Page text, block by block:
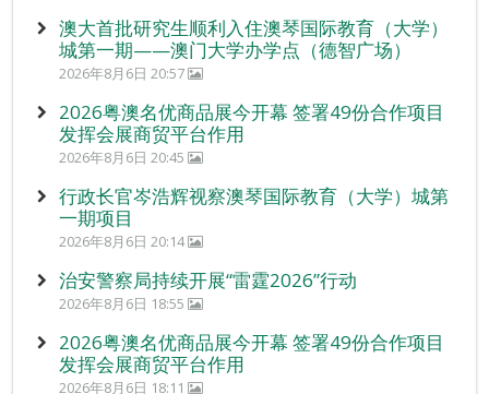
澳大首批研究生顺利入住澳琴国际教育（大学）
城第一期——澳门大学办学点（德智广场）
2026年8月6日 20:57
2026粤澳名优商品展今开幕 签署49份合作项目
发挥会展商贸平台作用
2026年8月6日 20:45
行政长官岑浩辉视察澳琴国际教育（大学）城第
一期项目
2026年8月6日 20:14
治安警察局持续开展“雷霆2026”行动
2026年8月6日 18:55
2026粤澳名优商品展今开幕 签署49份合作项目
发挥会展商贸平台作用
2026年8月6日 18:11